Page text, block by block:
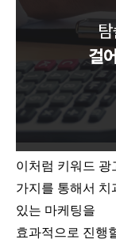
이처럼 키워드 광
가지를 통해서 치
있는 마케팅을
효과적으로 진행